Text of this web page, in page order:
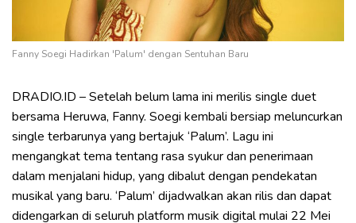
Fanny Soegi Hadirkan 'Palum' dengan Sentuhan Baru
DRADIO.ID – Setelah belum lama ini merilis single duet
bersama Heruwa, Fanny. Soegi kembali bersiap meluncurkan
single terbarunya yang bertajuk ‘Palum’. Lagu ini
mengangkat tema tentang rasa syukur dan penerimaan
dalam menjalani hidup, yang dibalut dengan pendekatan
musikal yang baru. ‘Palum’ dijadwalkan akan rilis dan dapat
didengarkan di seluruh platform musik digital mulai 22 Mei